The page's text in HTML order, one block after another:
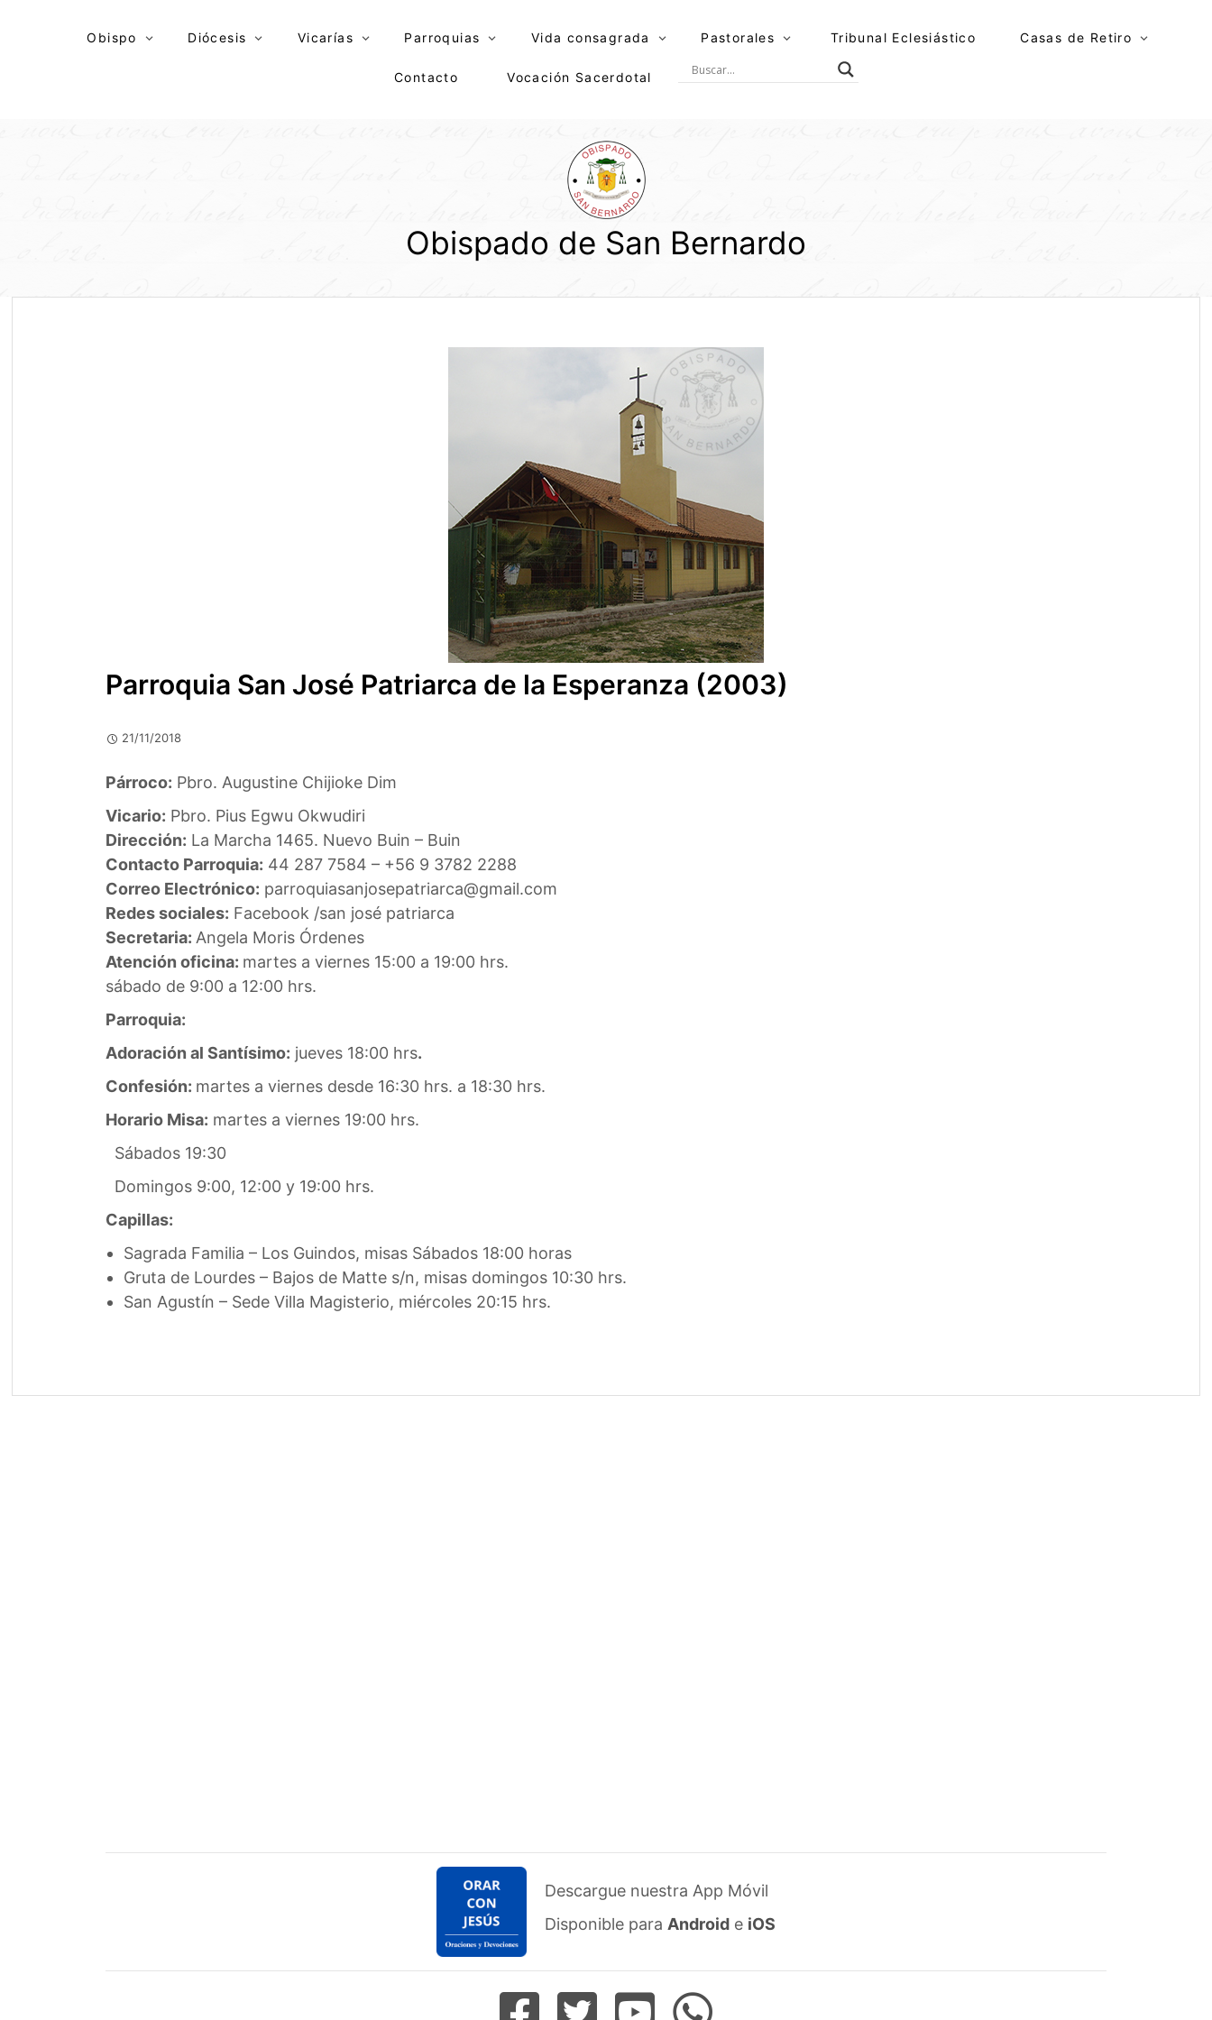
Obispo Diócesis Vicarías Parroquias Vida consagrada Pastorales Tribunal Eclesiástico Casas de Retiro
Contacto Vocación Sacerdotal
Obispado de San Bernardo
Parroquia San José Patriarca de la Esperanza (2003)
21/11/2018
Párroco: Pbro. Augustine Chijioke Dim
Vicario: Pbro. Pius Egwu Okwudiri
Dirección: La Marcha 1465. Nuevo Buin – Buin
Contacto Parroquia: 44 287 7584 – +56 9 3782 2288
Correo Electrónico: parroquiasanjosepatriarca@gmail.com
Redes sociales: Facebook /san josé patriarca
Secretaria: Angela Moris Órdenes
Atención oficina: martes a viernes 15:00 a 19:00 hrs.
sábado de 9:00 a 12:00 hrs.
Parroquia:
Adoración al Santísimo: jueves 18:00 hrs.
Confesión: martes a viernes desde 16:30 hrs. a 18:30 hrs.
Horario Misa: martes a viernes 19:00 hrs.
Sábados 19:30
Domingos 9:00, 12:00 y 19:00 hrs.
Capillas:
Sagrada Familia – Los Guindos, misas Sábados 18:00 horas
Gruta de Lourdes – Bajos de Matte s/n, misas domingos 10:30 hrs.
San Agustín – Sede Villa Magisterio, miércoles 20:15 hrs.
Descargue nuestra App Móvil
Disponible para Android e iOS